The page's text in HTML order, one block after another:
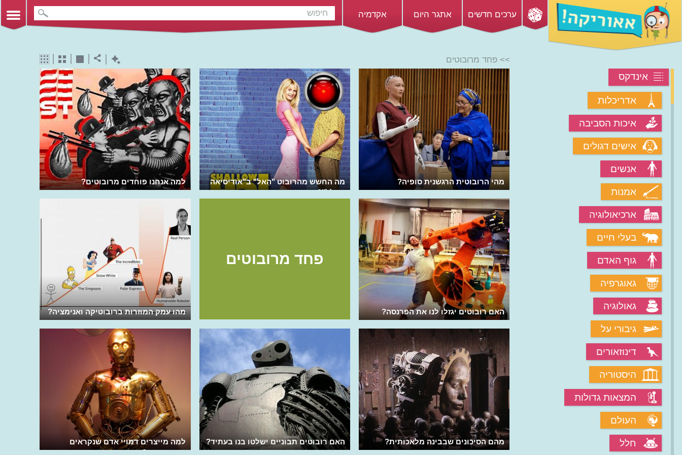
ערכים חדשים אתגר היום אקדמיה
אינדקס
אדריכלות
איכות הסביבה
אישים דגולים
אנשים
אמנות
ארכיאולוגיה
בעלי חיים
גוף האדם
גאוגרפיה
גאולוגיה
גיבורי על
דינוזאורים
היסטוריה
המצאות גדולות
העולם
חלל
>> פחד מרובוטים
למה אנחנו פוחדים מרובוטים?
מה החשש מהרובוט "הַאל" ב"אודיסיאה
בחלל"?
מהי הרובוטית הרגשנית סופיה?
מהו עמק המוזרות ברובוטיקה ואנימציה?
פחד מרובוטים
האם רובוטים יגזלו לנו את הפרנסה?
למה מייצרים דמויי אדם שנקראים
הומנואידים?
האם רובוטים תבוניים ישלטו בנו בעתיד? מהם הסיכונים שבבינה מלאכותית?
איך ה-AI ייקח לנו את העבודה? ואיך
למנוע?